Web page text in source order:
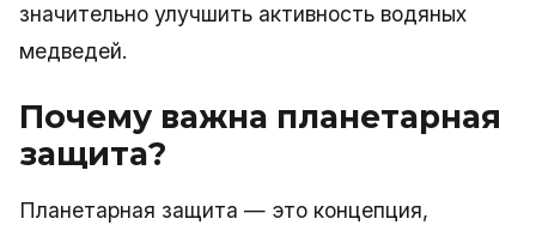
значительно улучшить активность водяных
медведей.
Почему важна планетарная
защита?
Планетарная защита — это концепция,